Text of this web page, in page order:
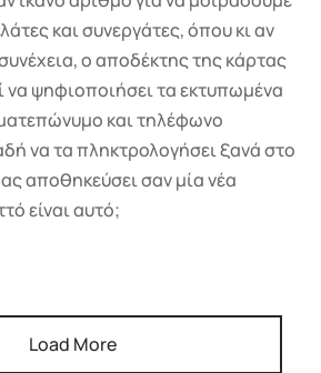
και συνεργάτες, όπου κι αν
ο αποδέκτης της κάρτας
να ψηφιοποιήσει τα εκτυπωμένα
και τηλέφωνο
να τα πληκτρολογήσει ξανά στο
αποθηκεύσει σαν μία νέα
είναι αυτό;
Load More